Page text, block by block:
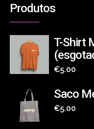
Produtos
T-Shirt
€5.00
Saco
€5.00